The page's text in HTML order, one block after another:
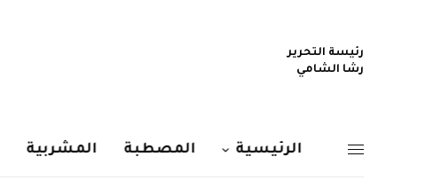
رئيسة التحرير
رشا الشامي
الرئيسية المصطبة المشربية